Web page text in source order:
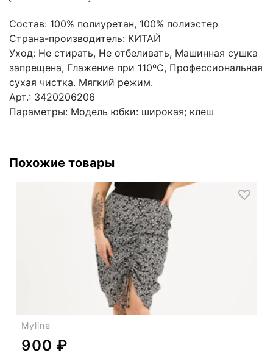
Состав: 100% полиуретан, 100% полиэстер
Страна-производитель: КИТАЙ
Уход: Не стирать, Не отбеливать, Машинная сушка
запрещена, Глажение при 110ºС, Профессиональная
сухая чистка. Мягкий режим.
Арт.: 3420206206
Параметры: Модель юбки: широкая; клеш
Похожие товары
Myline
900 ₽